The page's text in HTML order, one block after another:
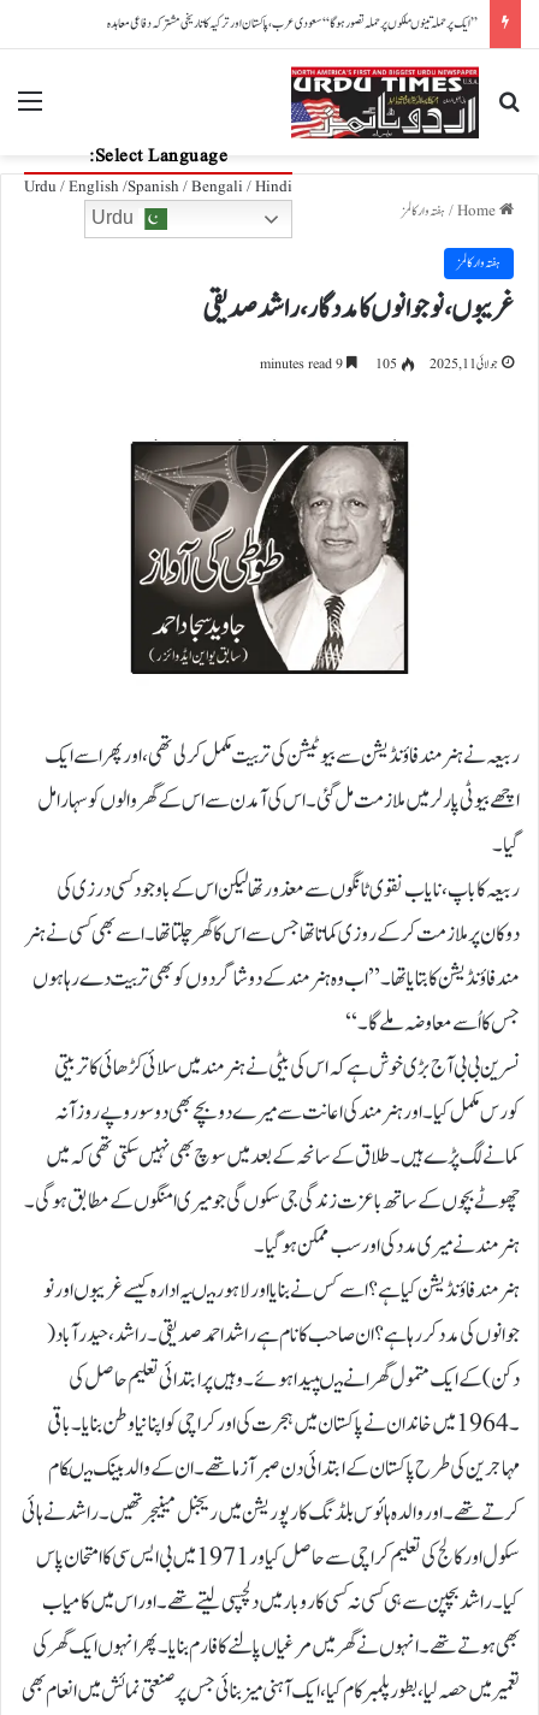
Select Language:
Urdu / English /Spanish / Bengali / Hindi
بلی تھیلے سے باہر!
Search for
/ ہفتہ وار کالمز
ہفتہ وار کالمز
غریبوں، نو جوانوں کا مددگار، راشد صدیقی
جولائی 11, 2025 105
ربیعہ نےہنر مند فاؤنڈیشن سے بیوٹیشن کی تربیت مکمل کر لی تھی، اور پھر اسے ایک
اچھے بیوٹی پارلرمیں ملازمت مل گئی۔ اس کی آمدن سے اس کے گھر والوں کو سہارا مل
گیا۔
ربیعہ کا باپ ،نایاب نقوی ٹانگوں سے معذور تھالیکن اس کے باوجود کسی درزی کی
دوکان پرملازمت کرکے روزی کماتا تھا جس سے اس کاگھر چلتا تھا۔ اسے بھی کسی نے ہنر
مند فاؤنڈیشن کا بتایا تھا۔’’اب وہ ہنر مند کے دو شاگردوں کو بھی تربیت دے رہا ہوں
جس کا اُسے معاوضہ ملے گا۔‘‘
نسرین بی بی آج بڑی خوش ہے کہ اس کی بیٹی نے ہنر مند میں سلائی کڑھائی کا تربیتی
کورس مکمل کیا۔ اور ہنر مند کی اعانت سے میرے دوبچے بھی دو سو روپے روزآنہ
کمانے لگ پڑے ہیں۔ طلاق کے سانحہ کے بعد میں سوچ بھی نہیں سکتی تھی کہ میں
چھوٹے بچوں کے ساتھ باعزت زندگی جی سکوں گی جو میری امنگوں کے مطابق ہو گی۔
ہنر مند نے میری مدد کی اور سب ممکن ہو گیا۔
ہنر مند فاؤنڈیشن کیا ہے؟ اسے کس نے بنایا اورلاہور میںیہ ادارہ کیسے غریبوں اور نو
جوانوں کی مدد کر رہا ہے؟ان صاحب کا نام ہے راشد احمد صدیقی ۔ راشد، حیدرآباد(
دکن )کے ایک متمول گھرانے میںپیدا ہوئے۔ وہیں پر ابتدائی تعلیم حاصل کی
۔ 1964میں خاندان نے پاکستان میں ہجرت کی اور کراچی کو اپنا نیا وطن بنایا۔باقی
مہاجرین کی طرح پاکستان کے ابتدائی دن صبر آزما تھے۔ ان کے والد بینک میںکام
کرتے تھے۔اور والدہ ہائوس بلڈنگ کارپوریشن میں ریجنل مینیجر تھیں ۔ راشد نے ہائی
سکول اور کالج کی تعلیم کراچی سے حاصل کیاور1971 میں بی ایس سی کا امتحان پاس
کیا۔ راشدبچپن سے ہی کسی نہ کسی کاروبار میں دلچسپی لیتے تھے۔اور اس میں کامیاب
بھی ہوتے تھے۔انہوں نے گھر میں مرغیاں پالنے کا فارم بنایا۔ پھر انہوں ایک گھر کی
تعمیر میں حصہ لیا، بطور پلمبر کام کیا، ایک آہنی میز بنائی جس پر صنعتی نمائش میں انعام بھی